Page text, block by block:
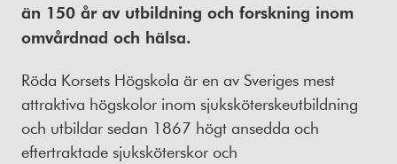
än 150 år av utbildning och forskning inom
omvårdnad och hälsa.
Röda Korsets Högskola är en av Sveriges mest
attraktiva högskolor inom sjuksköterskeutbildning
och utbildar sedan 1867 högt ansedda och
eftertraktade sjuksköterskor och